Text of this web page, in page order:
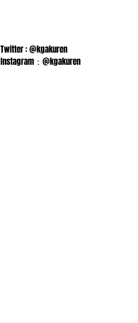
Twitter : @kgakuren
Instagram：@kgakuren